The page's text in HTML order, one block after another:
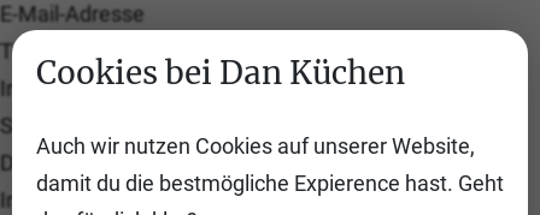
E-Mail-Adresse
Telefonnummer
Inhalt der Anfrage
Sprache
Die über unser Kontaktformular gesammelten
Informationen werden ausschließlich dazu verwendet,
Cookies bei Dan Küchen
Auch wir nutzen Cookies auf unserer Website,
damit du die bestmögliche Expierence hast. Geht